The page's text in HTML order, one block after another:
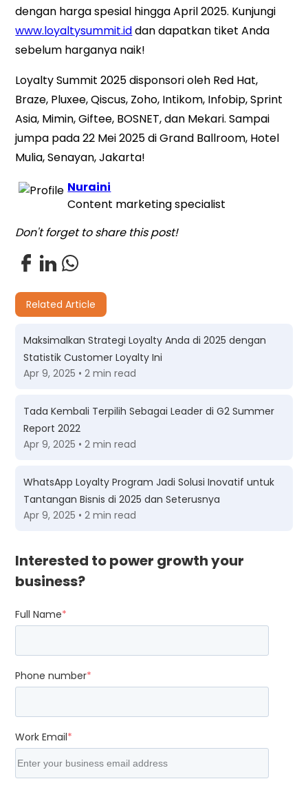
dengan harga spesial hingga April 2025. Kunjungi
www.loyaltysummit.iddan dapatkan tiket Anda
sebelum harganya naik!
Loyalty Summit 2025 disponsori oleh Red Hat,
Braze, Pluxee, Qiscus, Zoho, Intikom, Infobip, Sprint
Asia, Mimin, Giftee, BOSNET, dan Mekari. Sampai
jumpa pada 22 Mei 2025 di Grand Ballroom, Hotel
Mulia, Senayan, Jakarta!
Nuraini
Content marketing specialist
Don't forget to share this post!
Related Article
Maksimalkan Strategi Loyalty Anda di 2025 dengan
Statistik Customer Loyalty Ini
Apr 9, 2025 • 2 min read
Tada Kembali Terpilih Sebagai Leader di G2 Summer
Report 2022
Apr 9, 2025 • 2 min read
WhatsApp Loyalty Program Jadi Solusi Inovatif untuk
Tantangan Bisnis di 2025 dan Seterusnya
Apr 9, 2025 • 2 min read
Interested to power growth your
business?
Full Name*
Phone number*
Work Email*